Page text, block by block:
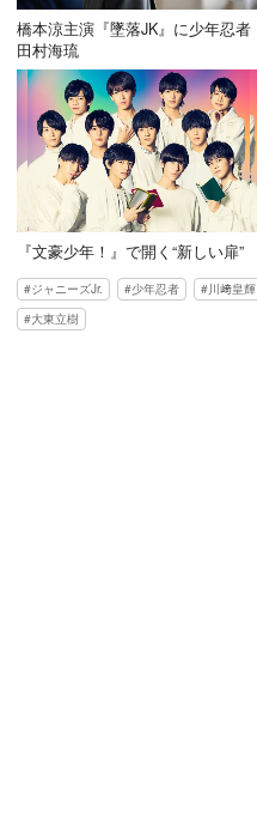
橋本涼主演『墜落JK』に少年忍者
田村海琉
『文豪少年！』で開く“新しい扉”
ジャニーズJr. 少年忍者 川﨑皇輝
大東立樹